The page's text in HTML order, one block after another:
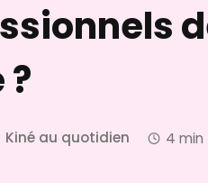
Kiné au quotidien 4 min